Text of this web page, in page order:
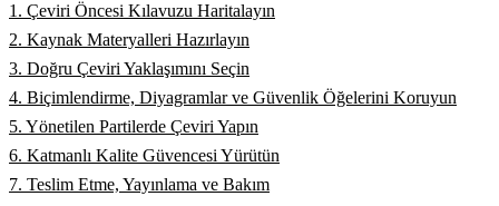
1. Çeviri Öncesi Kılavuzu Haritalayın
2. Kaynak Materyalleri Hazırlayın
3. Doğru Çeviri Yaklaşımını Seçin
4. Biçimlendirme, Diyagramlar ve Güvenlik Öğelerini Koruyun
5. Yönetilen Partilerde Çeviri Yapın
6. Katmanlı Kalite Güvencesi Yürütün
7. Teslim Etme, Yayınlama ve Bakım